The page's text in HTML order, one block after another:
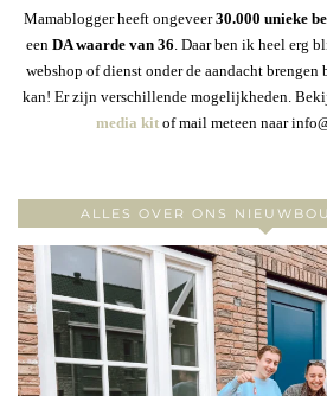
Mamablogger heeft ongeveer30.000 unieke
een DA waarde van 36 . Daar ben ik heel erg
webshop of dienst onder de aandacht
kan! Er zijn verschillende mogelijkheden.
media kitof mail meteen naar
ALLES OVER ONS